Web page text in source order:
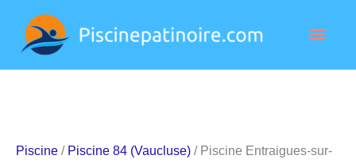
contenu
Piscine / Piscine 84 (Vaucluse) / Piscine Entraigues-sur-